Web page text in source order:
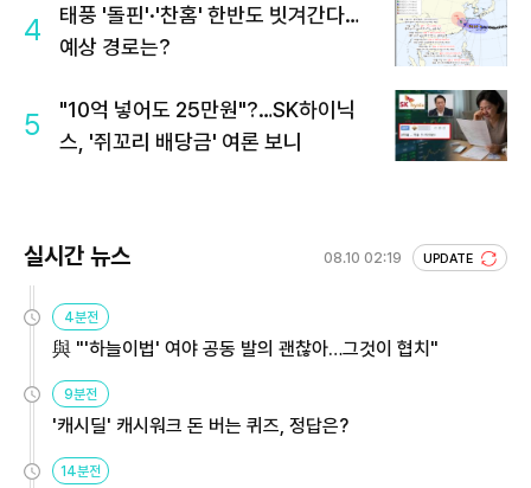
4
태풍 '돌핀'·'찬홈' 한반도 빗겨간다…
예상 경로는?
5
"10억 넣어도 25만원"?…SK하이닉
스, '쥐꼬리 배당금' 여론 보니
실시간 뉴스 08.10 02:19 UPDATE
4분전
與 "'하늘이법' 여야 공동 발의 괜찮아…그것이 협치"
9분전
'캐시딜' 캐시워크 돈 버는 퀴즈, 정답은?
14분전